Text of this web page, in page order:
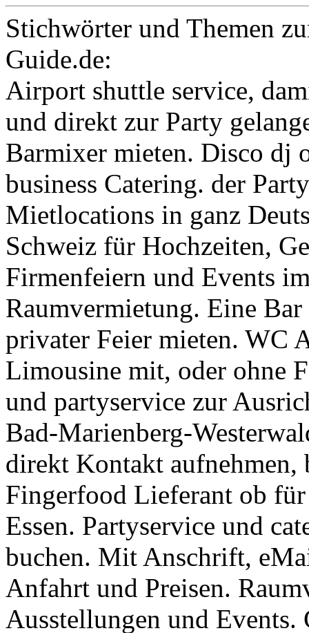
Stichwörter und Themen
Guide.de:
Airport shuttle service,
und direkt zur Party
Barmixer mieten. Disco dj
business Catering. der
Mietlocations in ganz
Schweiz für Hochzeiten,
Firmenfeiern und Events
Raumvermietung. Eine
privater Feier mieten. WC
Limousine mit, oder ohne
und partyservice zur
Bad-Marienberg-
direkt Kontakt aufnehmen,
Fingerfood Lieferant ob
Essen. Partyservice und
buchen. Mit Anschrift,
Anfahrt und Preisen.
Ausstellungen und